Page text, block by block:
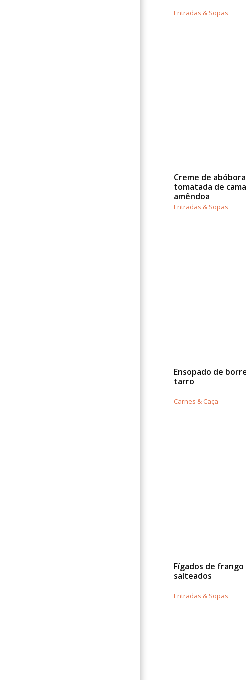
Entradas & Sopas
Creme de
tomatada de
amêndoa
Entradas & Sopas
Ensopado de
tarro
Carnes & Caça
Fígados de frango
salteados
Entradas & Sopas